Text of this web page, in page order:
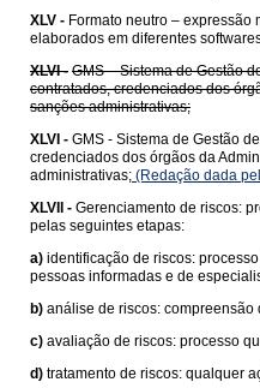
XLV - Formato neutro –
elaborados em diferentes
XLVI - GMS – Sistema de Gestão
contratados, credenciados dos
sanções administrativas;
XLVI - GMS - Sistema de Gestão
credenciados dos órgãos da
administrativas; (Redação dada
XLVII - Gerenciamento de riscos:
pelas seguintes etapas:
a) identificação de riscos:
pessoas informadas e de
b) análise de riscos:
c) avaliação de riscos: processo
d) tratamento de riscos: qualquer